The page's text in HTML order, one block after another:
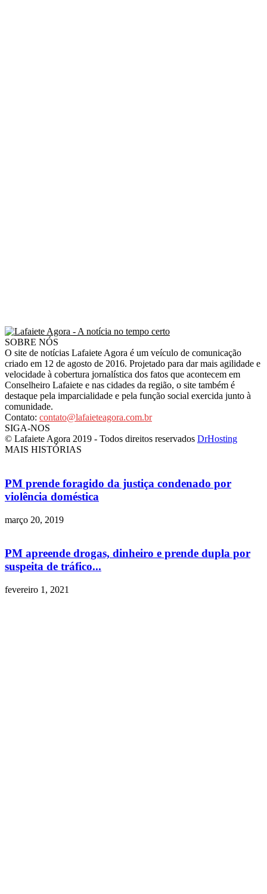
SOBRE NÓS
O site de notícias Lafaiete Agora é um veículo de comunicação
criado em 12 de agosto de 2016. Projetado para dar mais agilidade e
velocidade à cobertura jornalística dos fatos que acontecem em
Conselheiro Lafaiete e nas cidades da região, o site também é
destaque pela imparcialidade e pela função social exercida junto à
comunidade.
Contato: contato@lafaieteagora.com.br
SIGA-NOS
© Lafaiete Agora 2019 - Todos direitos reservados DrHosting
MAIS HISTÓRIAS
PM prende foragido da justiça condenado por
violência doméstica
março 20, 2019
PM apreende drogas, dinheiro e prende dupla por
suspeita de tráfico...
fevereiro 1, 2021